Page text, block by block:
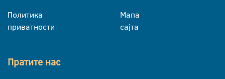
Политика
приватности
Мапа
сајта
Пратите нас